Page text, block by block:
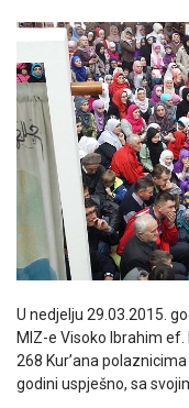
U nedjelju 29.03.2015.
MIZ-e Visoko Ibrahim
268 Kur’ana
godini uspješno, sa